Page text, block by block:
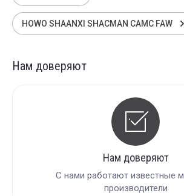
HOWO SHAANXI SHACMAN CAMC FAW
Нам доверяют
Нам доверяют
С нами работают известные
производители